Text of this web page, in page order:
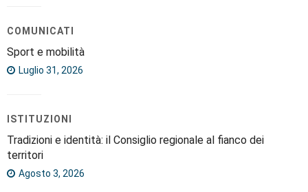
COMUNICATI
Sport e mobilità
Luglio 31, 2026
ISTITUZIONI
Tradizioni e identità: il Consiglio regionale al fianco dei
territori
Agosto 3, 2026